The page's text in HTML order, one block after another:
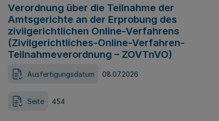
Verordnung über die Teilnahme der
Amtsgerichte an der Erprobung des
zivilgerichtlichen Online-Verfahrens
(Zivilgerichtliches-Online-Verfahren-
Teilnahmeverordnung – ZOVTnVO)
Ausfertigungsdatum 08.07.2026
Seite 454